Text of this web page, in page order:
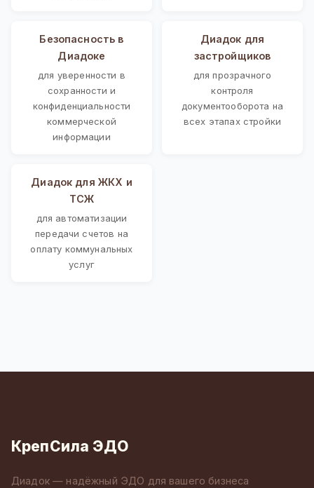
Безопасность в
Диадоке
для уверенности в
сохранности и
конфиденциальности
коммерческой
информации
Диадок для
застройщиков
для прозрачного
контроля
документооборота на
всех этапах стройки
Диадок для ЖКХ и
ТСЖ
для автоматизации
передачи счетов на
оплату коммунальных
услуг
КрепСила ЭДО
Диадок — надёжный ЭДО для вашего бизнеса